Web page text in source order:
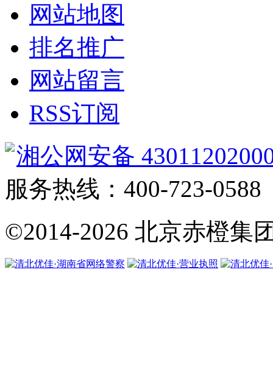
网站地图
排名推广
网站留言
RSS订阅
湘公网安备
服务热线：400-723-0588
©2014-2026 北京赤橙集